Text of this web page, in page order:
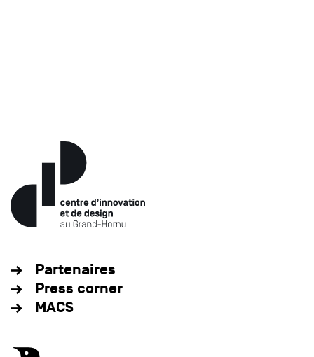
Partenaires
Press corner
MACS